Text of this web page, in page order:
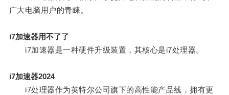
广大电脑用户的青睐。
i7加速器用不了了
i7加速器是一种硬件升级装置，其核心是i7处理器。
i7加速器2024
i7处理器作为英特尔公司旗下的高性能产品线，拥有更